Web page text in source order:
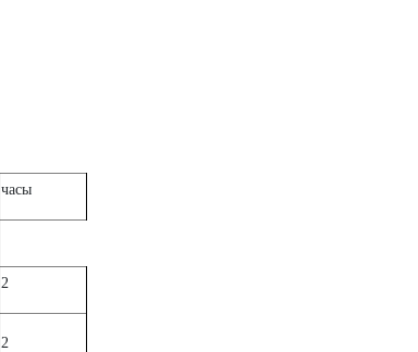
часы
2
2